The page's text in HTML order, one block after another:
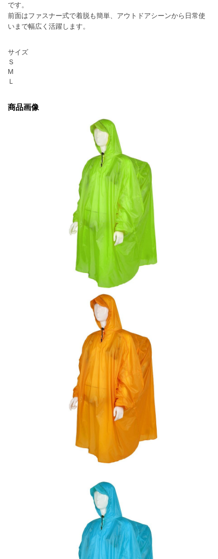
です。
前面はファスナー式で着脱も簡単、アウトドアシーンから日常使
いまで幅広く活躍します。
サイズ
Ｓ
М
Ｌ
商品画像